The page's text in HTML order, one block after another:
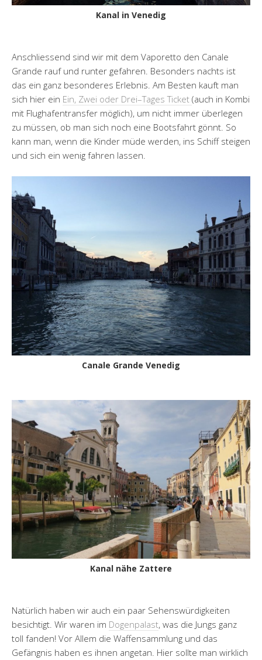
Kanal in Venedig
Anschliessend sind wir mit dem Vaporetto den Canale
Grande rauf und runter gefahren. Besonders nachts ist
das ein ganz besonderes Erlebnis. Am Besten kauft man
sich hier ein Ein, Zwei oder Drei–Tages Ticket (auch in Kombi
mit Flughafentransfer möglich), um nicht immer überlegen
zu müssen, ob man sich noch eine Bootsfahrt gönnt. So
kann man, wenn die Kinder müde werden, ins Schiff steigen
und sich ein wenig fahren lassen.
Canale Grande Venedig
Kanal nähe Zattere
Natürlich haben wir auch ein paar Sehenswürdigkeiten
besichtigt. Wir waren im Dogenpalast, was die Jungs ganz
toll fanden! Vor Allem die Waffensammlung und das
Gefängnis haben es ihnen angetan. Hier sollte man wirklich